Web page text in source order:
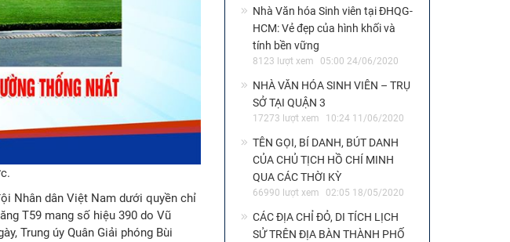
Nhân dân Việt Nam dưới quyền chỉ
T59 mang số hiệu 390 do Vũ
Trung úy Quân Giải phóng Bùi
Nhà Văn hóa Sinh viên tại ĐHQG-
HCM: Vẻ đẹp của hình khối và
tính bền vững
8123 lượt xem 05:00 24/06/2020
NHÀ VĂN HÓA SINH VIÊN – TRỤ
SỞ TẠI QUẬN 3
17273 lượt xem 10:24 11/06/2020
TÊN GỌI, BÍ DANH, BÚT DANH
CỦA CHỦ TỊCH HỒ CHÍ MINH
QUA CÁC THỜI KỲ
66990 lượt xem 02:05 18/05/2020
CÁC ĐỊA CHỈ ĐỎ, DI TÍCH LỊCH
SỬ TRÊN ĐỊA BÀN THÀNH PHỐ